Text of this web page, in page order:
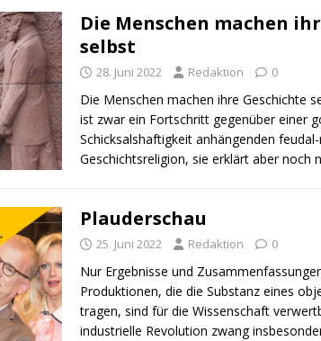
Die Menschen machen
selbst
28. Juni 2022 Redaktion 0
Die Menschen machen ihre Geschichte
ist zwar ein Fortschritt gegenüber einer
Schicksalshaftigkeit anhängenden
Geschichtsreligion, sie erklärt aber noch
Plauderschau
25. Juni 2022 Redaktion 0
Nur Ergebnisse und
Produktionen, die die Substanz eines
tragen, sind für die Wissenschaft
industrielle Revolution zwang